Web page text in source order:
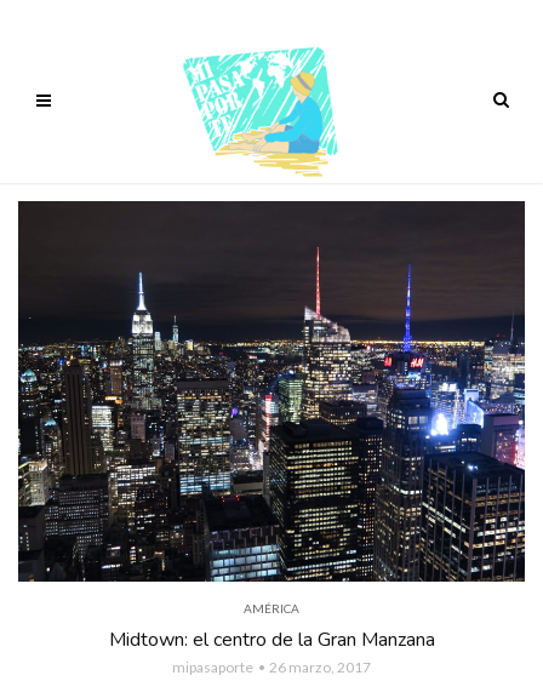
AMÉRICA
Midtown: el centro de la Gran Manzana
mipasaporte 26 marzo, 2017